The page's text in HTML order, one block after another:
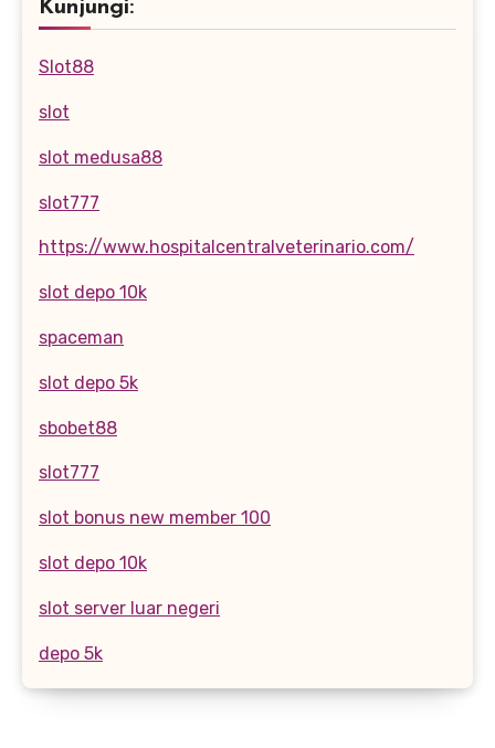
Kunjungi:
Slot88
slot
slot medusa88
slot777
https://www.hospitalcentralveterinario.com/
slot depo 10k
spaceman
slot depo 5k
sbobet88
slot777
slot bonus new member 100
slot depo 10k
slot server luar negeri
depo 5k